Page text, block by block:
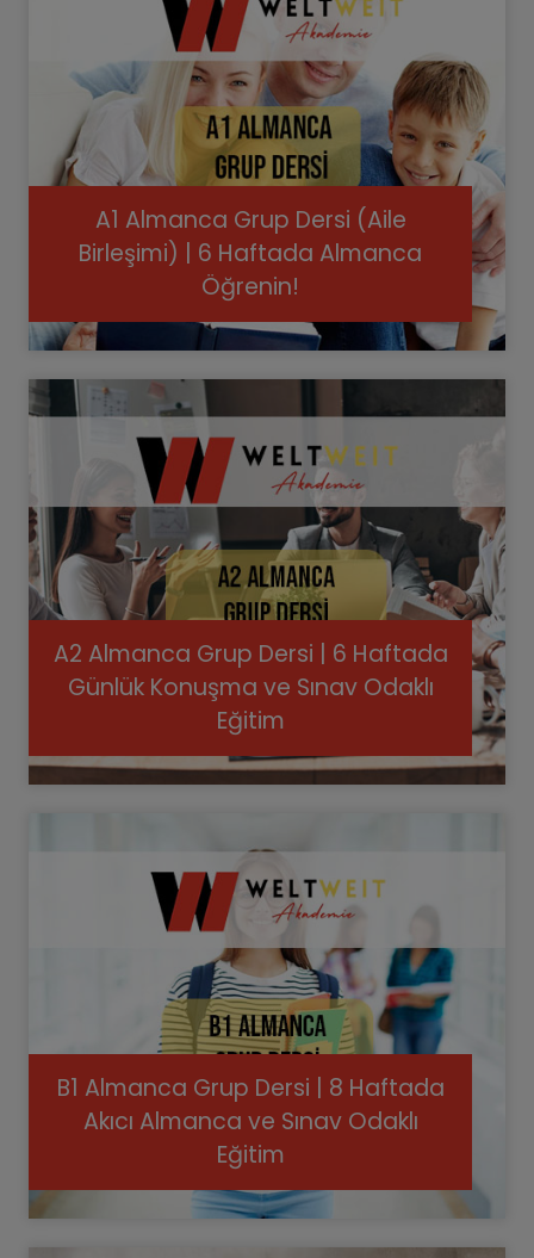
A1 Almanca Grup Dersi (Aile
Birleşimi) | 6 Haftada Almanca
Öğrenin!
A2 Almanca Grup Dersi | 6 Haftada
Günlük Konuşma ve Sınav Odaklı
Eğitim
B1 Almanca Grup Dersi | 8 Haftada
Akıcı Almanca ve Sınav Odaklı
Eğitim